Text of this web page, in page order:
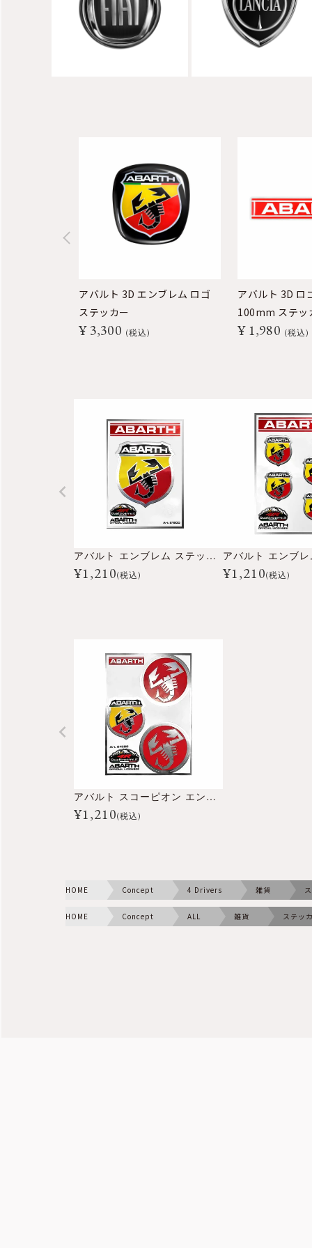
アバルト 3D エンブレム ロゴ
ステッカー
¥ 3,300 税込
アバルト 3D ロ
100mm ステッ
¥ 1,980 税込
アバルト エンブレム ステッカー
¥1,210(税込) ¥1,210(税込)
アバルト スコーピオン エンブレム ステッカーセット
¥1,210(税込)
HOME Concept 4 Drivers 雑貨
HOME Concept ALL 雑貨 ステッ